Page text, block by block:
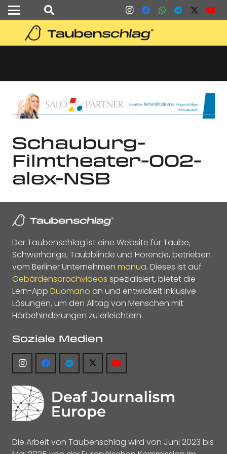
Schauburg-
Filmtheater-002-
alex-NSB
Der Taubenschlag ist eine Website für Taube,
Schwerhörige, Taubblinde und Hörende, betrieben
vom Berliner Unternehmen manua. Dieses ist auf
Gebärdensprachvideos spezialisiert, bietet die
Lern-App Duomano an und entwickelt inklusive
Lösungen, um den Alltag von Menschen mit
Hörbehinderungen zu erleichtern.
Soziale Medien
Die Arbeit von Taubenschlag wird von Juni 2023 bis